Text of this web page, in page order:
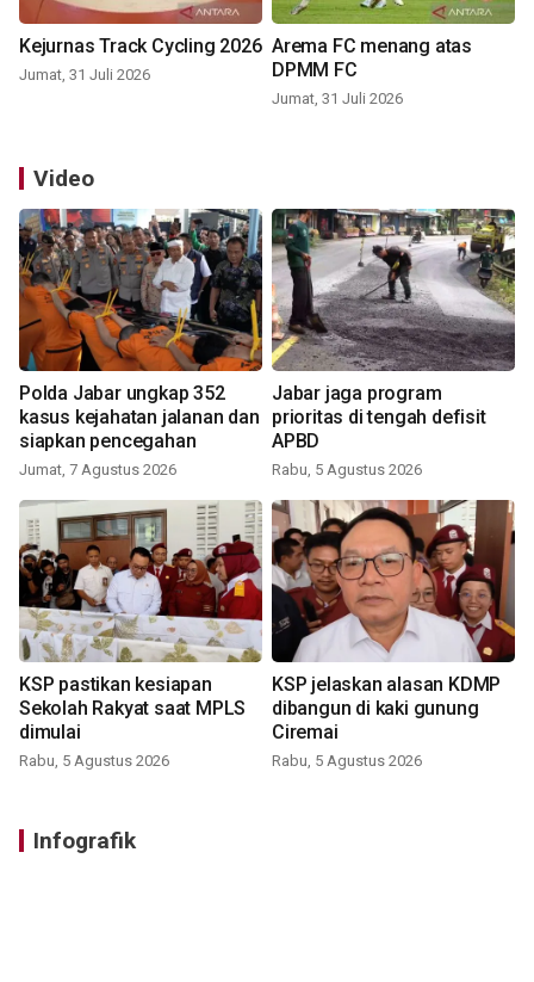
Kejurnas Track Cycling 2026
Jumat, 31 Juli 2026
Arema FC menang atas
DPMM FC
Jumat, 31 Juli 2026
Video
Polda Jabar ungkap 352
kasus kejahatan jalanan dan
siapkan pencegahan
Jumat, 7 Agustus 2026
Jabar jaga program
prioritas di tengah defisit
APBD
Rabu, 5 Agustus 2026
KSP pastikan kesiapan
Sekolah Rakyat saat MPLS
dimulai
Rabu, 5 Agustus 2026
KSP jelaskan alasan KDMP
dibangun di kaki gunung
Ciremai
Rabu, 5 Agustus 2026
Infografik